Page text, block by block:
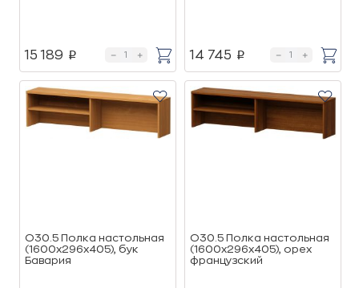
15 189 p 14 745 p
О30.5 Полка настольная
(1600х296х405), бук
Бавария
О30.5 Полка настольная
(1600х296х405), орех
французский